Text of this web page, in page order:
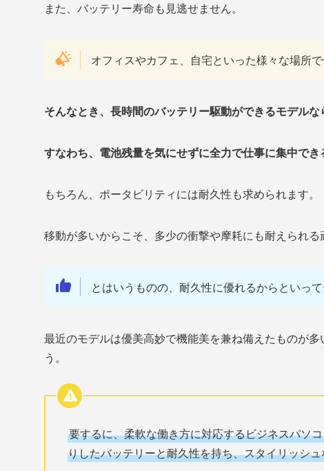
また、バッテリー寿命も見逃せません。
オフィスやカフェ、自宅といった様々な場所
そんなとき、長時間のバッテリー駆動ができるモデルな
すなわち、電池残量を気にせずに全力で仕事に集中でき
もちろん、ポータビリティには耐久性も求められます。
移動が多いからこそ、多少の衝撃や摩耗にも耐えられる
とはいうものの、耐久性に優れるからといっ
最近のモデルは優美高妙で機能美を兼ね備えたものが
う。
要するに、柔軟な働き方に対応するビジネスパソ
りしたバッテリーと耐久性を持ち、スタイリッシ